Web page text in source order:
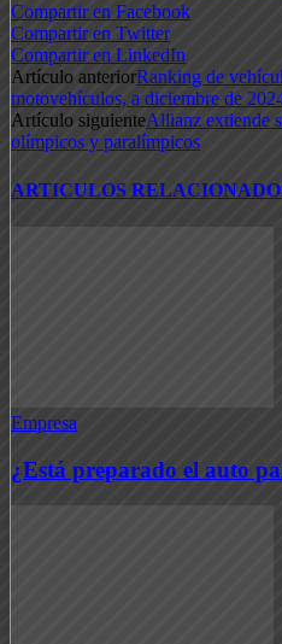
Compartir en Facebook
Compartir en Twitter
Compartir en LinkedIn
Artículo anteriorRanking de
motovehículos, a diciembre de
Artículo siguienteAllianz extiende
olímpicos y paralímpicos
ARTICULOS
Empresa
¿Está preparado el auto